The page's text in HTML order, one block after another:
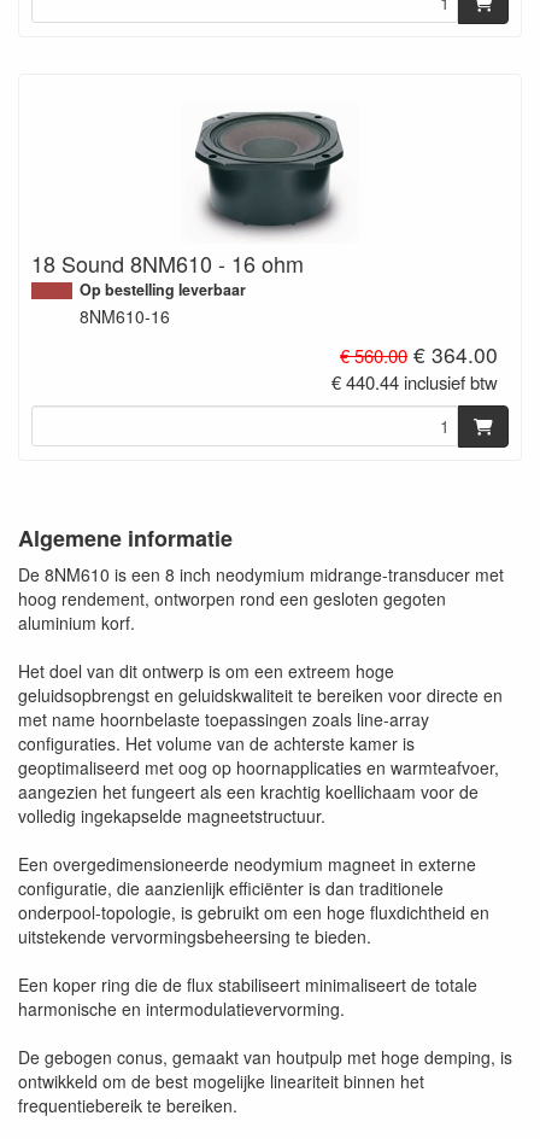
18 Sound 8NM610 - 16 ohm
Op bestelling leverbaar
8NM610-16
€ 560.00€ 364.00
€ 440.44 inclusief btw
Algemene informatie
De 8NM610 is een 8 inch neodymium midrange-transducer met
hoog rendement, ontworpen rond een gesloten gegoten
aluminium korf.
Het doel van dit ontwerp is om een extreem hoge
geluidsopbrengst en geluidskwaliteit te bereiken voor directe en
met name hoornbelaste toepassingen zoals line-array
configuraties. Het volume van de achterste kamer is
geoptimaliseerd met oog op hoornapplicaties en warmteafvoer,
aangezien het fungeert als een krachtig koellichaam voor de
volledig ingekapselde magneetstructuur.
Een overgedimensioneerde neodymium magneet in externe
configuratie, die aanzienlijk efficiënter is dan traditionele
onderpool-topologie, is gebruikt om een hoge fluxdichtheid en
uitstekende vervormingsbeheersing te bieden.
Een koper ring die de flux stabiliseert minimaliseert de totale
harmonische en intermodulatievervorming.
De gebogen conus, gemaakt van houtpulp met hoge demping, is
ontwikkeld om de best mogelijke lineariteit binnen het
frequentiebereik te bereiken.